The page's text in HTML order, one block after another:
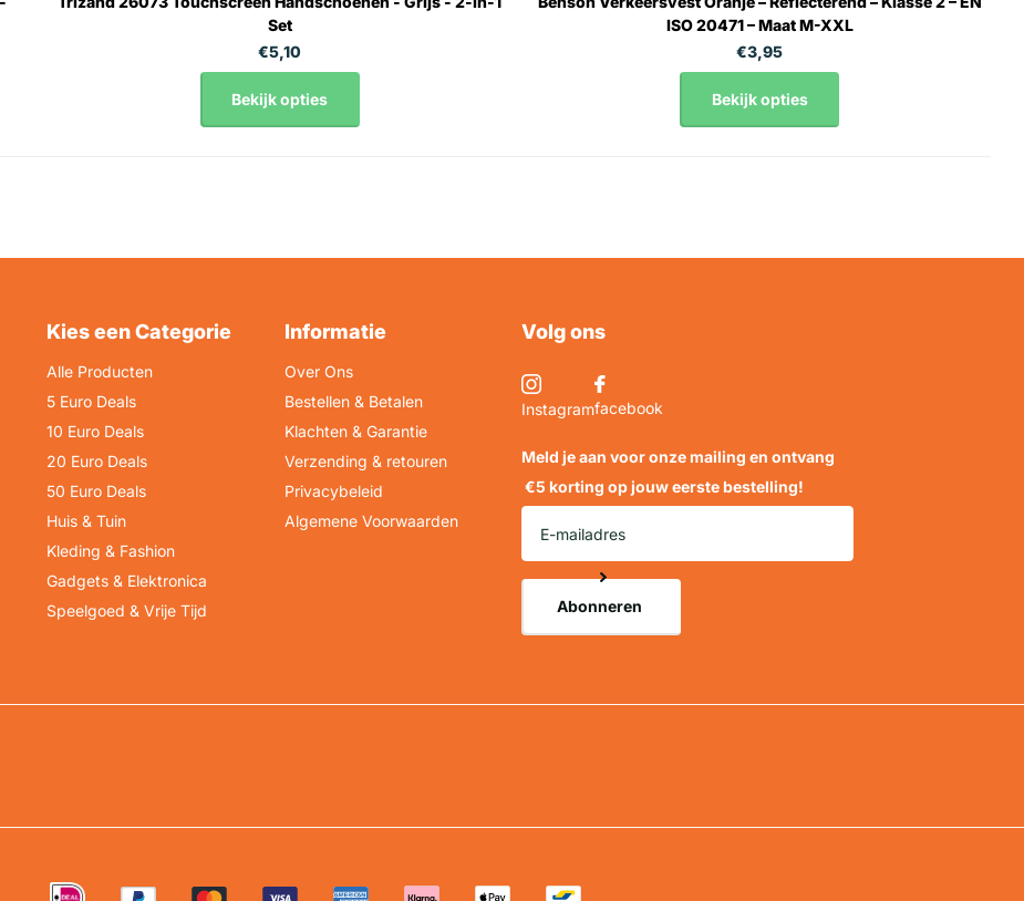
Set
€5,10
Bekijk opties
ISO 20471 – Maat M-XXL
€3,95
Bekijk opties
Kies een Categorie
Alle Producten
5 Euro Deals
10 Euro Deals
20 Euro Deals
50 Euro Deals
Huis & Tuin
Kleding & Fashion
Gadgets & Elektronica
Speelgoed & Vrije Tijd
Informatie
Over Ons
Bestellen & Betalen
Klachten & Garantie
Verzending & retouren
Privacybeleid
Algemene Voorwaarden
Volg ons
Instagramfacebook
Meld je aan voor onze mailing en ontvang
€5 korting op jouw eerste bestelling!
Abonneren